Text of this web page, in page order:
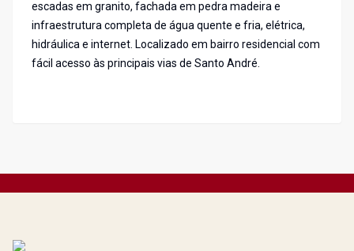
escadas em granito, fachada em pedra madeira e
infraestrutura completa de água quente e fria, elétrica,
hidráulica e internet. Localizado em bairro residencial com
fácil acesso às principais vias de Santo André.